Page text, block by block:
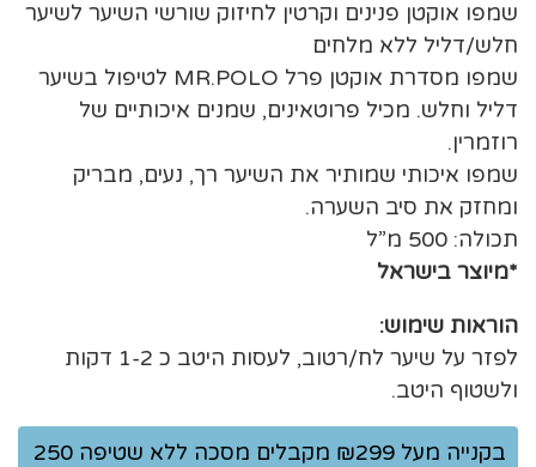
שמפו אוקטן פנינים וקרטין לחיזוק שורשי השיער לשיער
חלש/דליל ללא מלחים
שמפו מסדרת אוקטן פרל MR.POLO לטיפול בשיער
דליל וחלש. מכיל פרוטאינים, שמנים איכותיים של
רוזמרין.
שמפו איכותי שמותיר את השיער רך, נעים, מבריק
ומחזק את סיב השערה.
תכולה: 500 מ”ל
*מיוצר בישראל
הוראות שימוש:
לפזר על שיער לח/רטוב, לעסות היטב כ 1-2 דקות
ולשטוף היטב.
בקנייה מעל ₪299 מקבלים מסכה ללא שטיפה 250